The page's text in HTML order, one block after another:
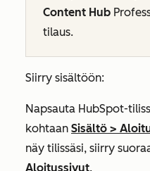
Content Hub
tilaus.
Siirry sisältöön:
Napsauta HubSpot-
kohtaan Sisältö >
näy tilissäsi, siirry
Aloitussivut.